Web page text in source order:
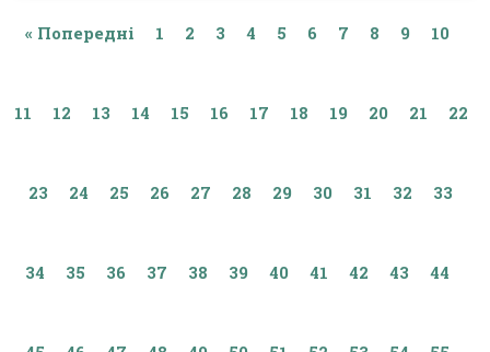
« Попередні 1 2 3 4 5 6 7 8 9 10
11 12 13 14 15 16 17 18 19 20 21 22
23 24 25 26 27 28 29 30 31 32 33
34 35 36 37 38 39 40 41 42 43 44